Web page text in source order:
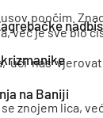
krizmanike
na Baniji
poočim.
već je sve bio
uči nas
znojem lica,